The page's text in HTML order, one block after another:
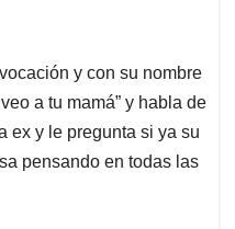
y con su nombre
a tu mamá” y habla de
ex y le pregunta si ya su
pensando en todas las